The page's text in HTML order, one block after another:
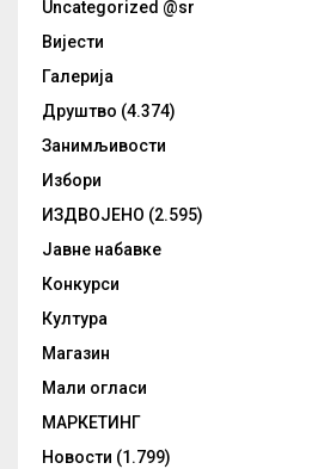
Uncategorized @sr
Вијести
Галерија
Друштво (4.374)
Занимљивости
Избори
ИЗДВОЈЕНО (2.595)
Јавне набавке
Конкурси
Култура
Магазин
Мали огласи
МАРКЕТИНГ
Новости (1.799)